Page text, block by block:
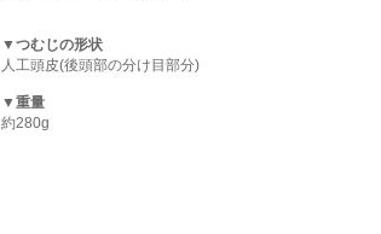
▼つむじの形状
人工頭皮(後頭部の分け目部分)
▼重量
約280g